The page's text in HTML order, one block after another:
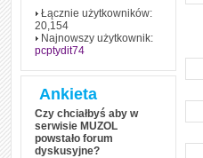
Łącznie użytkowników:
20,154
Najnowszy użytkownik:
pcptydit74
Ankieta
Czy chciałbyś aby w
serwisie MUZOL
powstało forum
dyskusyjne?